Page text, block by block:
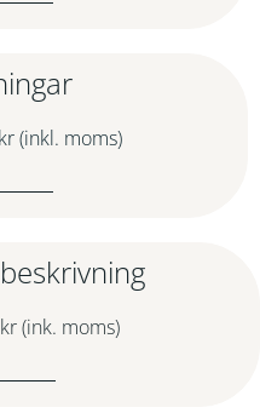
(inkl. moms)
(ink. moms)